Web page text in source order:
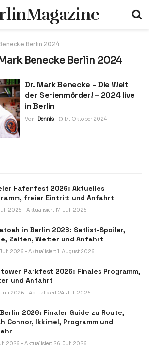
Berlin 2024
Benecke Berlin 2024
Dr. Mark Benecke – Die Welt
der Serienmörder! – 2024 live
in Berlin
Von Dennis 17. Oktober 2024
Hafenfest 2026: Aktuelles
freier Eintritt und Anfahrt
2026 - Aktualisiert 17. Juli 2026
in Berlin 2026: Setlist-Spoiler,
Zeiten, Wetter und Anfahrt
2026 - Aktualisiert 1. August 2026
Parkfest 2026: Finales Programm,
und Anfahrt
2026 - Aktualisiert 24. Juli 2026
Berlin 2026: Finaler Guide zu Route,
Connor, Ikkimel, Programm und
2026 - Aktualisiert 26. Juli 2026